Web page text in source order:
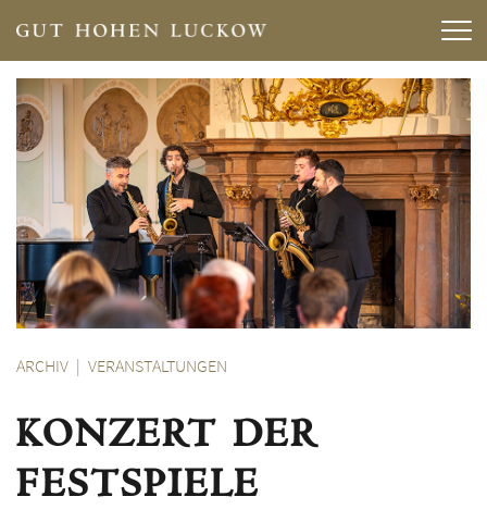
ARCHIV VERANSTALTUNGEN
KONZERT DER
FESTSPIELE